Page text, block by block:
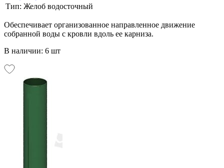
Тип: Желоб водосточный
Обеспечивает организованное направленное движение
собранной воды с кровли вдоль ее карниза.
В наличии: 6 шт